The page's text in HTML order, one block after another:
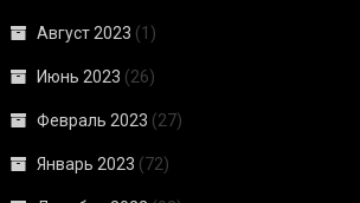
Август 2023 (1)
Июнь 2023 (26)
Февраль 2023 (27)
Январь 2023 (72)